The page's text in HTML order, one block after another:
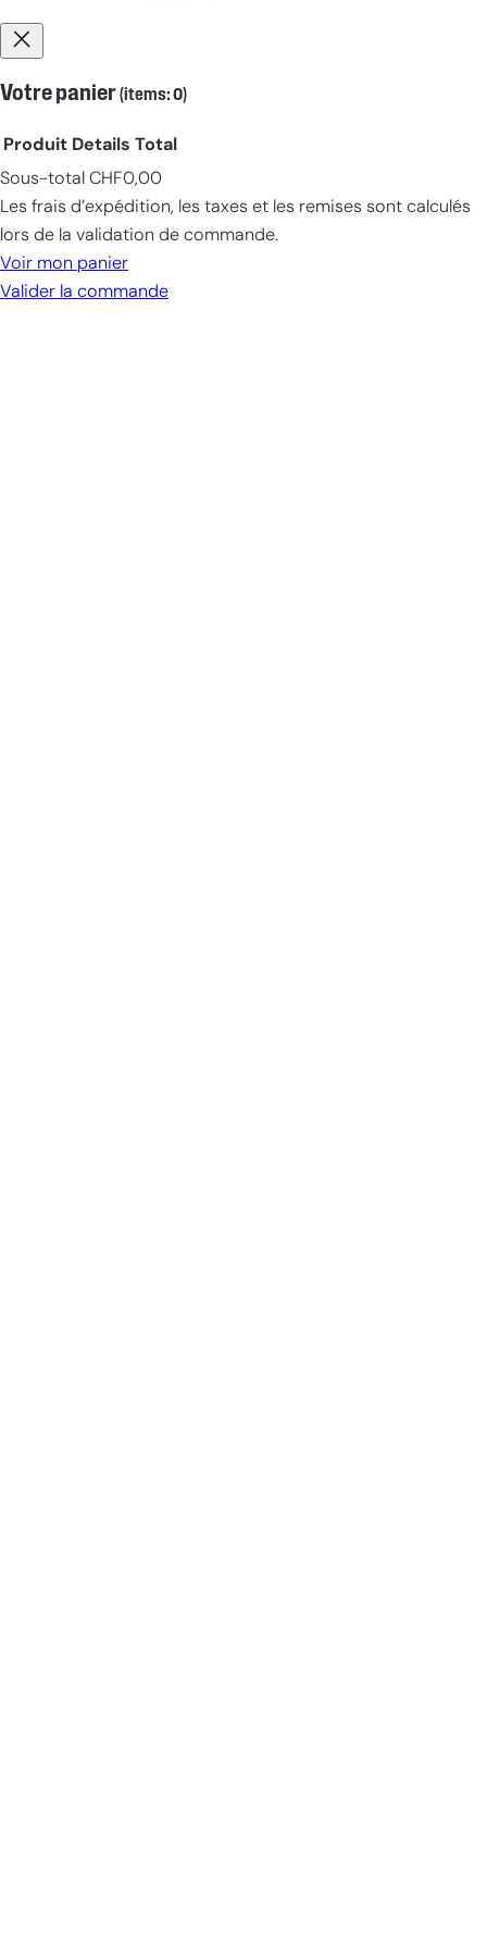
Votre panier(items: 0)
Products
in
cart
Produit Details Total
Sous-total CHF0,00
Les frais d’expédition, les taxes et les remises sont calculés
lors de la validation de commande.
Voir mon panier
Valider la commande